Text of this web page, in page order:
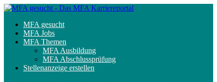
MFA gesucht
MFA Jobs
MFA Themen
MFA Ausbildung
MFA Abschlussprüfung
Stellenanzeige erstellen